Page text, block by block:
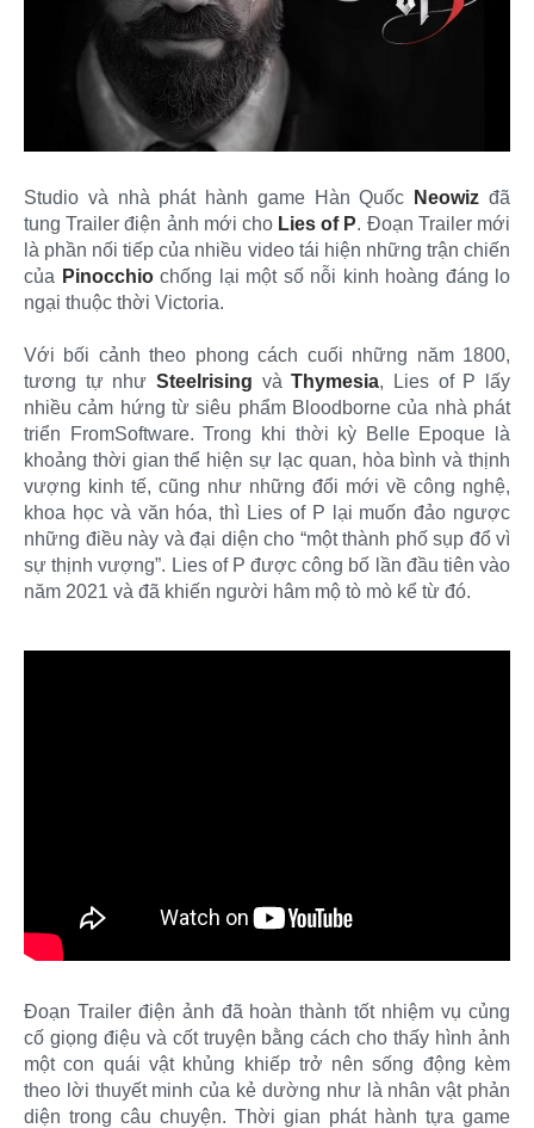
Studio và nhà phát hành game Hàn Quốc Neowiz đã
tung Trailer điện ảnh mới cho Lies of P. Đoạn Trailer mới
là phần nối tiếp của nhiều video tái hiện những trận chiến
của Pinocchiochống lại một số nỗi kinh hoàng đáng lo
ngại thuộc thời Victoria.
Với bối cảnh theo phong cách cuối những năm 1800,
tương tự như Steelrising vàThymesia, Lies of P lấy
nhiều cảm hứng từ siêu phẩm Bloodborne của nhà phát
triển FromSoftware. Trong khi thời kỳ Belle Epoque là
khoảng thời gian thể hiện sự lạc quan, hòa bình và thịnh
vượng kinh tế, cũng như những đổi mới về công nghệ,
khoa học và văn hóa, thì Lies of P lại muốn đảo ngược
những điều này và đại diện cho “một thành phố sụp đổ vì
sự thịnh vượng”. Lies of P được công bố lần đầu tiên vào
năm 2021 và đã khiến người hâm mộ tò mò kể từ đó.
Đoạn Trailer điện ảnh đã hoàn thành tốt nhiệm vụ củng
cố giọng điệu và cốt truyện bằng cách cho thấy hình ảnh
một con quái vật khủng khiếp trở nên sống động kèm
theo lời thuyết minh của kẻ dường như là nhân vật phản
diện trong câu chuyện. Thời gian phát hành tựa game